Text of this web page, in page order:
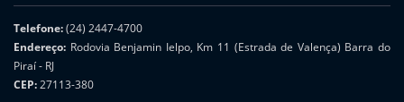
Telefone:(24) 2447-4700
Endereço: Rodovia Benjamin Ielpo, Km 11 (Estrada de Valença) Barra do
Piraí - RJ
CEP:27113-380